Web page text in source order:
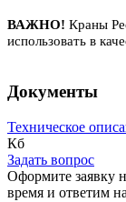
ВАЖНО! Краны
использовать в
Документы
Техническое
Кб
Задать вопрос
Оформите заявку
время и ответим